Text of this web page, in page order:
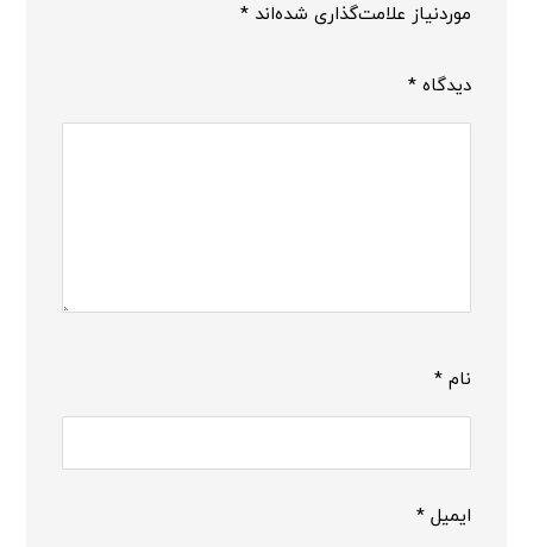
موردنیاز علامت‌گذاری شده‌اند*
دیدگاه*
نام*
ایمیل*